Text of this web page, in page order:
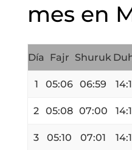
mes en
Día Fajr Shuruk
1 05:06 06:59
2 05:08 07:00
3 05:10 07:01